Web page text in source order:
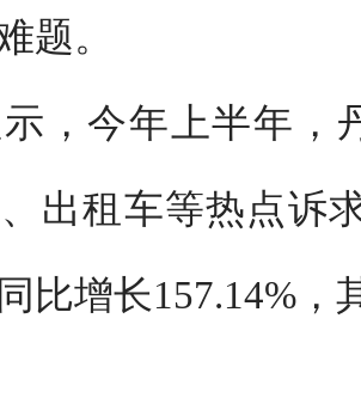
题。
，今年上半年，
出租车等热点诉
比增长157.14%，